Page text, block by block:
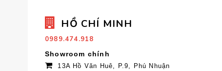
HỒ CHÍ MINH
0989.474.918
Showroom chính
13A Hồ Văn Huê, P.9, Phú Nhuận